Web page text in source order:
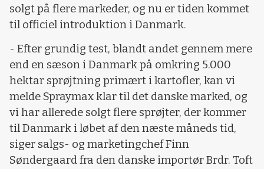
solgt på flere markeder, og nu er tiden kommet
til officiel introduktion i Danmark.
- Efter grundig test, blandt andet gennem mere
end en sæson i Danmark på omkring 5.000
hektar sprøjtning primært i kartofler, kan vi
melde Spraymax klar til det danske marked, og
vi har allerede solgt flere sprøjter, der kommer
til Danmark i løbet af den næste måneds tid,
siger salgs- og marketingchef Finn
Søndergaard fra den danske importør Brdr. Toft